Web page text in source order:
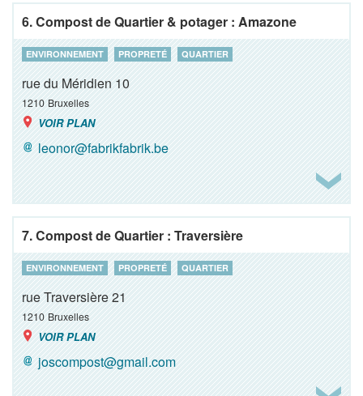
6. Compost de Quartier & potager : Amazone
ENVIRONNEMENT PROPRETÉ QUARTIER
rue du Méridien 10
1210 Bruxelles
VOIR PLAN
leonor@fabrikfabrik.be
7. Compost de Quartier : Traversière
ENVIRONNEMENT PROPRETÉ QUARTIER
rue Traversière 21
1210 Bruxelles
VOIR PLAN
joscompost@gmail.com